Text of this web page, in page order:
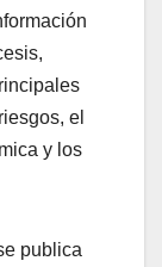
el
y los
publica